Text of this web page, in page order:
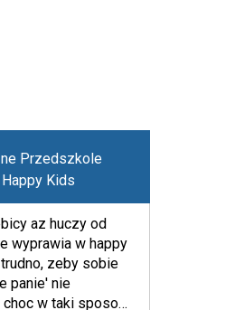
Przedszkole
Kids
az huczy od
wyprawia w happy
zeby sobie
panie' nie
w taki sposob